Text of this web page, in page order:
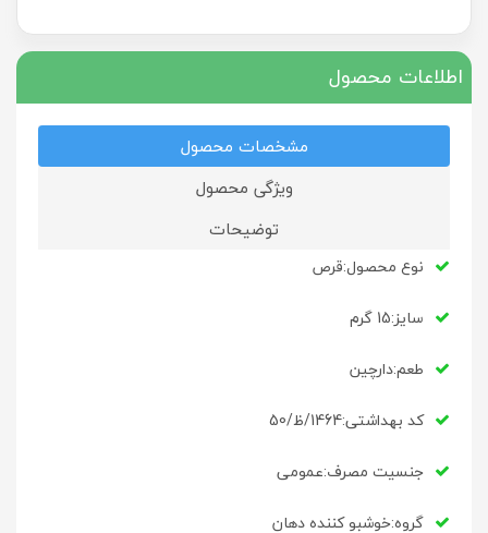
اطلاعات محصول
مشخصات محصول
ویژگی محصول
توضیحات
نوع محصول:قرص
سایز:15 گرم
طعم:دارچین
کد بهداشتی:1464/ظ/50
جنسیت مصرف:عمومی
گروه:خوشبو کننده دهان